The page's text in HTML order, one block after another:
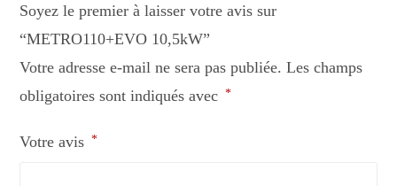
Soyez le premier à laisser votre avis sur
“METRO110+EVO 10,5kW”
Votre adresse e-mail ne sera pas publiée. Les champs
obligatoires sont indiqués avec *
Votre avis *